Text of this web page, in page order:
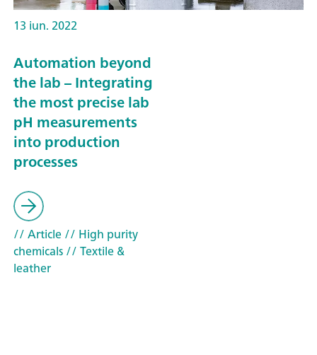
13 iun. 2022
Automation beyond
the lab – Integrating
the most precise lab
pH measurements
into production
processes
// Article// High purity
chemicals// Textile &
leather